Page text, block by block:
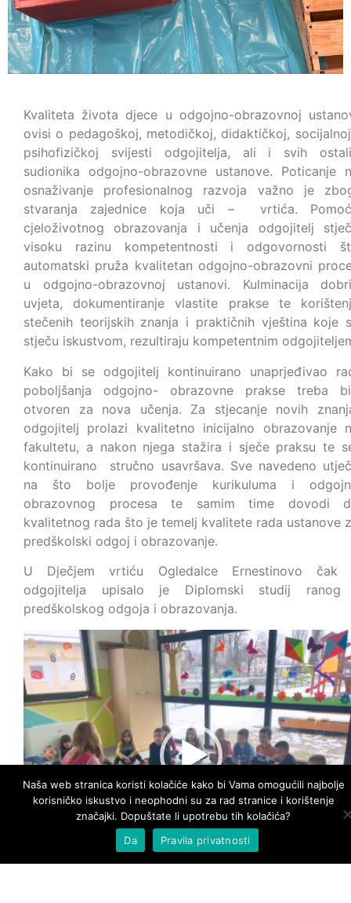
Kvaliteta života djece u odgojno-obrazovnoj
ovisi o pedagoškoj, metodičkoj, didaktičkoj,
psihofizičkoj svijesti odgojitelja, ali i svih
sudionika odgojno-obrazovne ustanove. Poticanje
osnaživanje profesionalnog razvoja važno je
stvaranja zajednice koja uči – vrtića.
cjeloživotnog obrazovanja i učenja odgojitelj
visoku razinu kompetentnosti i odgovornosti
automatski pruža kvalitetan odgojno-obrazovni
u odgojno-obrazovnoj ustanovi. Kulminacija
uvjeta, dokumentiranje vlastite prakse te
stečenih teorijskih znanja i praktičnih vještina koje
stječu iskustvom, rezultiraju kompetentnim
Kako bi se odgojitelj kontinuirano unaprjeđivao
poboljšanja odgojno- obrazovne prakse treba
otvoren za nova učenja. Za stjecanje novih
odgojitelj prolazi kvalitetno inicijalno obrazovanje
fakultetu, a nakon njega stažira i sječe praksu te
kontinuirano stručno usavršava. Sve navedeno
na što bolje provođenje kurikuluma i
obrazovnog procesa te samim time dovodi
kvalitetnog rada što je temelj kvalitete rada ustanove
predškolski odgoj i obrazovanje.
U Dječjem vrtiću Ogledalce Ernestinovo čak
odgojitelja upisalo je Diplomski studij
predškolskog odgoja i obrazovanja.
Reproduktor
videozapisa
00:00 01:48
Naša web stranica koristi kolačiće kako bi Vama omogućili najbolje
korisničko iskustvo i neophodni su za rad stranice i korištenje
značajki. Dopuštate li upotrebu tih kolačića?
Da
Pravila privatnosti